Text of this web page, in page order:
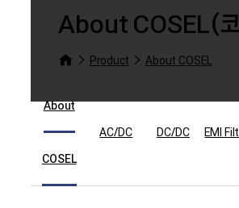
About COSEL(
Product About COSEL
About
COSEL
AC/DC DC/DC EMI